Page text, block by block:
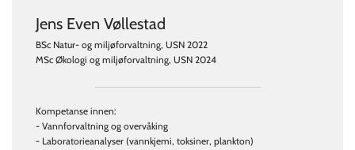
Jens Even Vøllestad
BSc Natur- og miljøforvaltning, USN 2022
MSc Økologi og miljøforvaltning, USN 2024
Kompetanse innen:
- Vannforvaltning og overvåking
- Laboratorieanalyser (vannkjemi, toksiner, plankton)